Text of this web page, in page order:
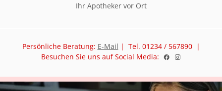
Ihr Apotheker vor Ort
Persönliche Beratung: E-Mail | Tel. 01234 / 567890 |
Besuchen Sie uns auf Social Media: